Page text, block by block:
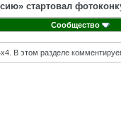
стартовал
Сообщество
В этом разделе